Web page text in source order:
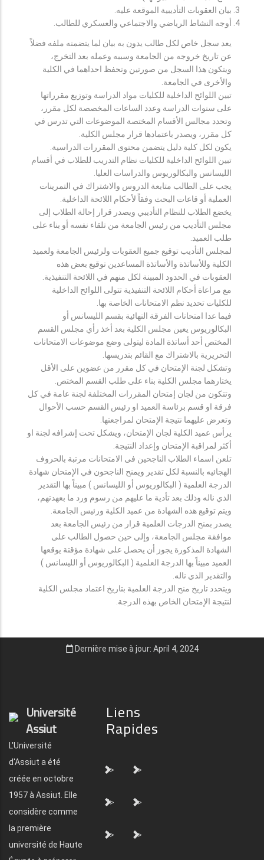
بيان العقوبات التأديبية الموقعة عليه.
أوجه النشاط الرياضي والاجتماعي والعسكري للطالب.
يعد سجل خاص لكل طالب يدون به بيان لما يتضمنه ملفه فضلاً
عن تاريخ خروجه من الجامعة وسببه وعمله بعد التخرج،
ويتكون هذا السجل من صورتين وتحفظ احداهما في الكلية
والأخرى في الجامعة.
تبين اللوائح الداخلية للكليات مواد الدراسة وتوزيع مقرراتها
على سنوات الدراسة وعدد الساعات المخصصة لكل مقرر،
وتحدد مجالس الأقسام المختصة الموضوعات التي تدرس في
كل مقرر، ويصدر باعتمادها قرار مجلس الكلية.
يكون لكل كلية دليل يتضمن محتوى المقررات الدراسية.
تبين اللوائح الداخلية للكليات نظام التدريب للطلاب في أقسام
الليسانس والبكالوريوس والدراسات العليا.
يجب على الطالب متابعة الدروس والاشتراك في التمرينات
العملية أو قاعات البحث وفقاً لأحكام اللائحة الداخلية.
يخضع الطلاب للنظام التأديبي ويصدر قرار إحالة الطلاب إلى
مجلس التأديب من رئيس الجامعة من تلقاء نفسه أو بناء على
طلب العميد.
لمجلس التأديب توقيع جميع العقوبات ولرئيس الجامعة ولعميد
الكلية وللأساتذة والأساتذة المساعدين توقيع بعض هذه
العقوبات في الحدود المبينة لكل منهم في اللائحة التنفيذية.
مع مراعاة أحكام اللائحة التنفيذية تتولى اللوائح الداخلية
للكليات تحديد نظم الامتحانات الخاصة بها.
فيما عدا امتحانات الفرقة النهائية بقسم الليسانس أو
البكالوريوس يعين مجلس الكلية بعد أخذ رأي مجلس القسم
المختص أحد أساتذة المادة ليتولى وضع موضوعات الامتحانات
التحريرية بالاشتراك مع القائم بتدريسها.
وتشكل لجنة الإمتحان في كل مقرر من عضوين على الأقل
يختارهما مجلس الكلية بناء على طلب القسم المختص.
وتتكون من لجان إمتحان المقررات المختلفة لجنة عامة في كل
فرقة او قسم برئاسة العميد او رئيس القسم حسب الأحوال
وتعرض عليهما نتيجة الإمتحان لمراجعتها.
يرأس عميد الكلية لجان الإمتحان، ويشكل تحت إشرافه لجنة او
أكثر لمراقبة الإمتحان وإعداد النتيجة.
تلعن اسماء الطلاب الناجحين فى الامتحانات مرتبة بالحروف
الهجائيه بالنسبة لكل تقدير ويمنح الناجحون في الإمتحان شهادة
الدرجة العلمية ( البكالوريوس أو الليسانس ) مبيناً بها التقدير
الذي ناله وذلك بعد تأدية ما عليهم من رسوم ورد ما بعهدتهم،
ويتم توقيع هذه الشهادة من عميد الكلية ورئيس الجامعة.
يصدر بمنح الدرجات العلمية قرار من رئيس الجامعة بعد
موافقة مجلس الجامعة، وإلى حين حصول الطالب على
الشهادة المذكورة يجوز أن يحصل على شهادة مؤقتة يوقعها
العميد مبيناً بها الدرجة العلمية ( البكالوريوس أو الليسانس )
والتقدير الذي ناله.
ويتحدد تاريخ منح الدرجة العلمية بتاريخ اعتماد مجلس الكلية
لنتيجة الإمتحان الخاص بهذه الدرجة.
Dernière mise à jour: April 4, 2024
Université
Assiut
L'Université
d'Assiut a été
créée en octobre
1957 à Assiut. Elle
considère comme
la première
université de Haute
Liens
Rapides
"> ">
"> ">
"> ">